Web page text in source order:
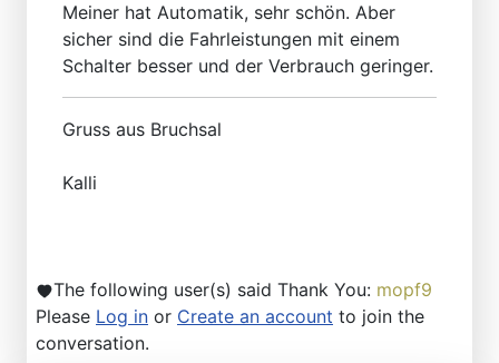
Meiner hat Automatik, sehr schön. Aber
sicher sind die Fahrleistungen mit einem
Schalter besser und der Verbrauch geringer.
Gruss aus Bruchsal
Kalli
The following user(s) said Thank You: mopf9
Please Log in or Create an account to join the
conversation.